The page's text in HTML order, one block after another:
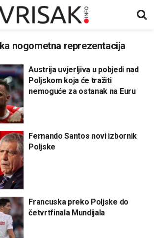
nogometna reprezentacija
Austrija uvjerljiva u pobjedi nad
Poljskom koja će tražiti
nemoguće za ostanak na Euru
Fernando Santos novi izbornik
Poljske
Francuska preko Poljske do
četvrtfinala Mundijala